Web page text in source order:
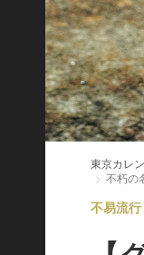
東京カレ
不朽の
不易流